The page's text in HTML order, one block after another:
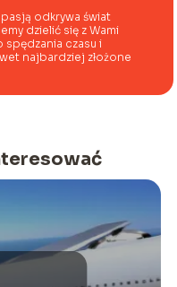
odkrywa świat
dzielić się z Wami
spędzania czasu i
najbardziej złożone